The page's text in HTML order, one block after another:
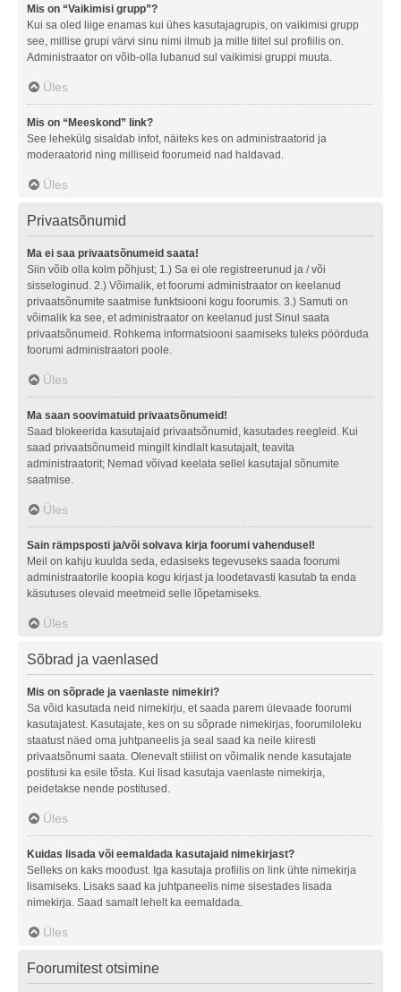
Mis on “Vaikimisi grupp”?
Kui sa oled liige enamas kui ühes kasutajagrupis, on vaikimisi grupp
see, millise grupi värvi sinu nimi ilmub ja mille tiitel sul profiilis on.
Administraator on võib-olla lubanud sul vaikimisi gruppi muuta.
Üles
Mis on “Meeskond” link?
See lehekülg sisaldab infot, näiteks kes on administraatorid ja
moderaatorid ning milliseid foorumeid nad haldavad.
Üles
Privaatsõnumid
Ma ei saa privaatsõnumeid saata!
Siin võib olla kolm põhjust; 1.) Sa ei ole registreerunud ja / või
sisseloginud. 2.) Võimalik, et foorumi administraator on keelanud
privaatsõnumite saatmise funktsiooni kogu foorumis. 3.) Samuti on
võimalik ka see, et administraator on keelanud just Sinul saata
privaatsõnumeid. Rohkema informatsiooni saamiseks tuleks pöörduda
foorumi administraatori poole.
Üles
Ma saan soovimatuid privaatsõnumeid!
Saad blokeerida kasutajaid privaatsõnumid, kasutades reegleid. Kui
saad privaatsõnumeid mingilt kindlalt kasutajalt, teavita
administraatorit; Nemad võivad keelata sellel kasutajal sõnumite
saatmise.
Üles
Sain rämpsposti ja/või solvava kirja foorumi vahendusel!
Meil on kahju kuulda seda, edasiseks tegevuseks saada foorumi
administraatorile koopia kogu kirjast ja loodetavasti kasutab ta enda
käsutuses olevaid meetmeid selle lõpetamiseks.
Üles
Sõbrad ja vaenlased
Mis on sõprade ja vaenlaste nimekiri?
Sa võid kasutada neid nimekirju, et saada parem ülevaade foorumi
kasutajatest. Kasutajate, kes on su sõprade nimekirjas, foorumiloleku
staatust näed oma juhtpaneelis ja seal saad ka neile kiiresti
privaatsõnumi saata. Olenevalt stiilist on võimalik nende kasutajate
postitusi ka esile tõsta. Kui lisad kasutaja vaenlaste nimekirja,
peidetakse nende postitused.
Üles
Kuidas lisada või eemaldada kasutajaid nimekirjast?
Selleks on kaks moodust. Iga kasutaja profiilis on link ühte nimekirja
lisamiseks. Lisaks saad ka juhtpaneelis nime sisestades lisada
nimekirja. Saad samalt lehelt ka eemaldada.
Üles
Foorumitest otsimine